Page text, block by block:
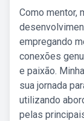
Como mentor,
empregando
conexões
e paixão.
sua jornada
utilizando
pelas